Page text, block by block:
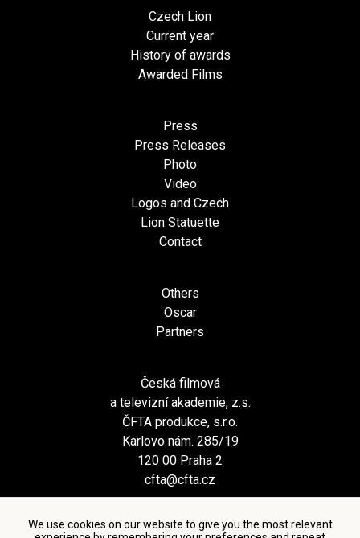
We use cookies on our website to give you the most relevant
Czech Lion
Current year
History of awards
Awarded Films
Press
Press Releases
Photo
Video
Logos and Czech
Lion Statuette
Contact
Others
Oscar
Partners
Česká filmová
a televizní akademie, z.s.
ČFTA produkce, s.r.o.
Karlovo nám. 285/19
120 00 Praha 2
cfta@cfta.cz